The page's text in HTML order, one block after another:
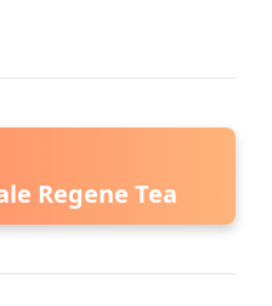
Regene Tea